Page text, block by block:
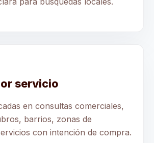
servicio
en consultas comerciales,
barrios, zonas de
con intención de compra.